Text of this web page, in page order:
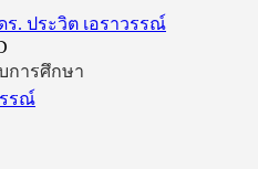
ร. ประวิต เอราวรรณ์
การศึกษา
รรณ์